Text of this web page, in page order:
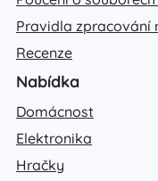
Pravidla zpracování
Recenze
Nabídka
Domácnost
Elektronika
Hračky